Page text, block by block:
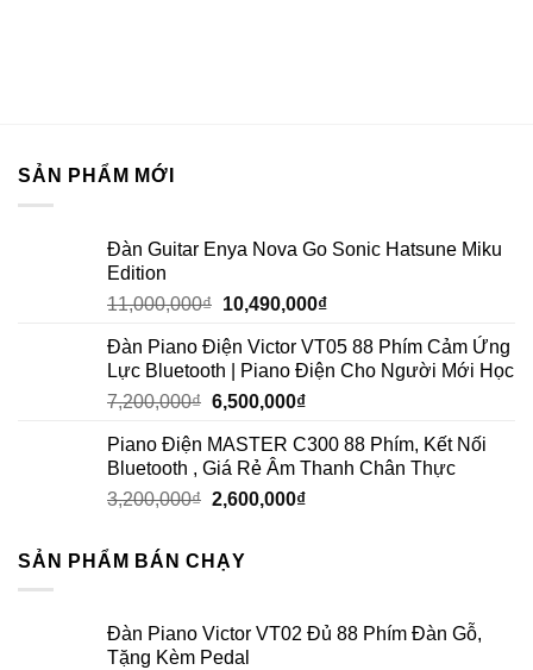
SẢN PHẨM MỚI
Đàn Guitar Enya Nova Go Sonic Hatsune Miku
Edition
11,000,000₫ 10,490,000₫
Đàn Piano Điện Victor VT05 88 Phím Cảm Ứng
Lực Bluetooth | Piano Điện Cho Người Mới Học
7,200,000₫ 6,500,000₫
Piano Điện MASTER C300 88 Phím, Kết Nối
Bluetooth , Giá Rẻ Âm Thanh Chân Thực
3,200,000₫ 2,600,000₫
SẢN PHẨM BÁN CHẠY
Đàn Piano Victor VT02 Đủ 88 Phím Đàn Gỗ,
Tặng Kèm Pedal